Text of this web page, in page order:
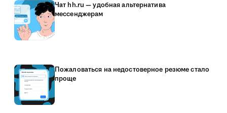
Чат hh.ru — удобная альтернатива
мессенджерам
Пожаловаться на недостоверное резюме стало
проще